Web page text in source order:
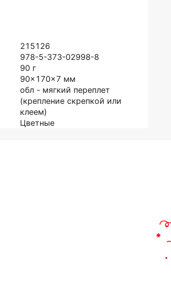
215126
978-5-373-02998-8
90 г
90x170x7 мм
обл - мягкий переплет
(крепление скрепкой или
клеем)
Цветные